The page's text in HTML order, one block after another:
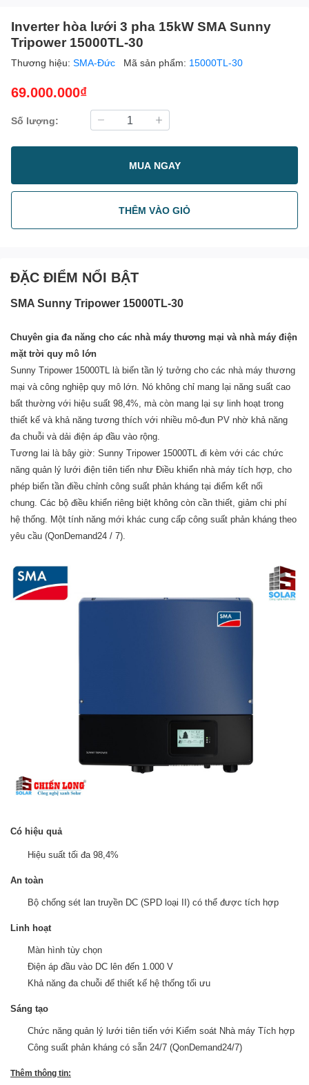
Inverter hòa lưới 3 pha 15kW SMA Sunny
Tripower 15000TL-30
Thương hiệu: SMA-Đức Mã sản phẩm: 15000TL-30
69.000.000₫
Số lượng:
MUA NGAY
THÊM VÀO GIỎ
ĐẶC ĐIỂM NỔI BẬT
SMA Sunny Tripower 15000TL-30
Chuyên gia đa năng cho các nhà máy thương mại và nhà máy điện
mặt trời quy mô lớn
Sunny Tripower 15000TL là biến tần lý tưởng cho các nhà máy thương
mại và công nghiệp quy mô lớn. Nó không chỉ mang lại năng suất cao
bất thường với hiệu suất 98,4%, mà còn mang lại sự linh hoạt trong
thiết kế và khả năng tương thích với nhiều mô-đun PV nhờ khả năng
đa chuỗi và dải điện áp đầu vào rộng.
Tương lai là bây giờ: Sunny Tripower 15000TL đi kèm với các chức
năng quản lý lưới điện tiên tiến như Điều khiển nhà máy tích hợp, cho
phép biến tần điều chỉnh công suất phản kháng tại điểm kết nối
chung. Các bộ điều khiển riêng biệt không còn cần thiết, giảm chi phí
hệ thống. Một tính năng mới khác cung cấp công suất phản kháng theo
yêu cầu (QonDemand24 / 7).
Có hiệu quả
Hiệu suất tối đa 98,4%
An toàn
Bộ chống sét lan truyền DC (SPD loại II) có thể được tích hợp
Linh hoạt
Màn hình tùy chọn
Điện áp đầu vào DC lên đến 1.000 V
Khả năng đa chuỗi để thiết kế hệ thống tối ưu
Sáng tạo
Chức năng quản lý lưới tiên tiến với Kiểm soát Nhà máy Tích hợp
Công suất phản kháng có sẵn 24/7 (QonDemand24/7)
Thêm thông tin: